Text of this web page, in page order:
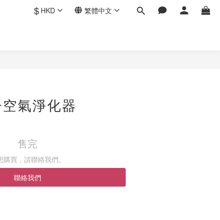
$ HKD 繁體中文
氣淨化器
售完
購買，請聯絡我們。
聯絡我們